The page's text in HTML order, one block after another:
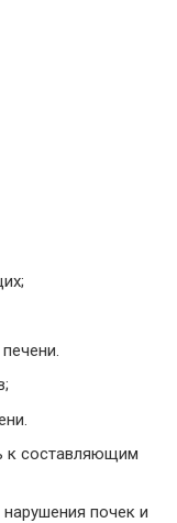
к составляющим
почек и